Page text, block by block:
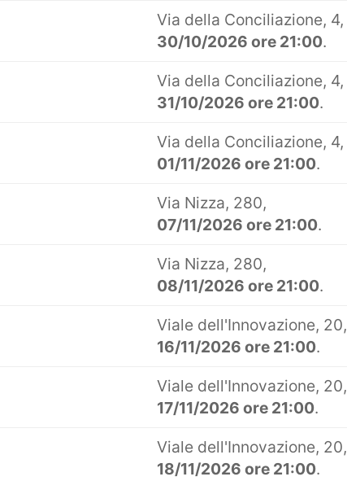
Via della Conciliazione, 4,
30/10/2026 ore 21:00.
Via della Conciliazione, 4,
31/10/2026 ore 21:00.
Via della Conciliazione, 4,
01/11/2026 ore 21:00.
Via Nizza, 280,
07/11/2026 ore 21:00.
Via Nizza, 280,
08/11/2026 ore 21:00.
Viale dell'Innovazione, 20,
16/11/2026 ore 21:00.
Viale dell'Innovazione, 20,
17/11/2026 ore 21:00.
Viale dell'Innovazione, 20,
18/11/2026 ore 21:00.